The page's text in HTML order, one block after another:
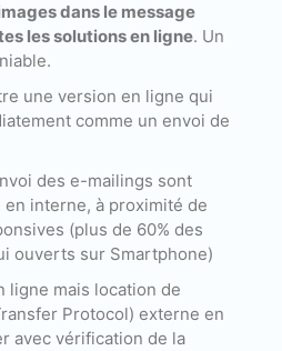
dans le message
les solutions en ligne. Un
une version en ligne qui
comme un envoi de
des e-mailings sont
interne, à proximité de
(plus de 60% des
ouverts sur Smartphone)
ligne mais location de
Protocol) externe en
avec vérification de la